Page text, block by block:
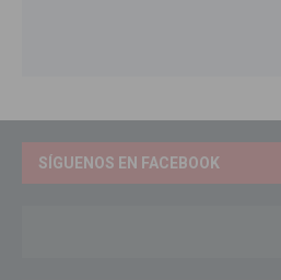
SÍGUENOS EN FACEBOOK